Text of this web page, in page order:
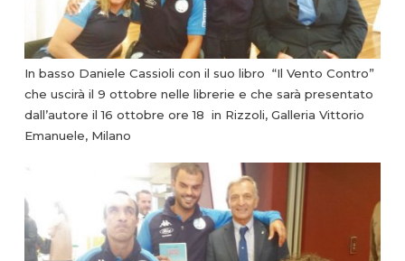
In basso Daniele Cassioli con il suo libro “Il Vento Contro”
che uscirà il 9 ottobre nelle librerie e che sarà presentato
dall’autore il 16 ottobre ore 18 in Rizzoli, Galleria Vittorio
Emanuele, Milano